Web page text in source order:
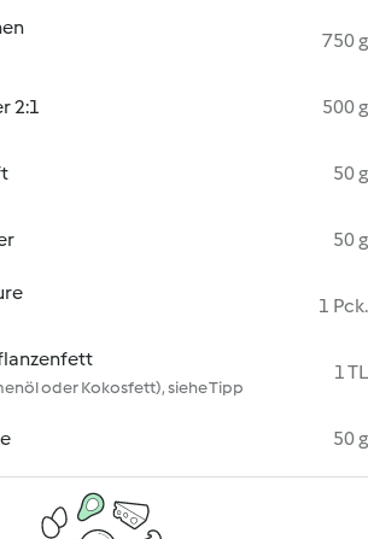
750 g
2:1 500 g
50 g
50 g
1 Pck.
oder Kokosfett), siehe Tipp
1 TL
50 g